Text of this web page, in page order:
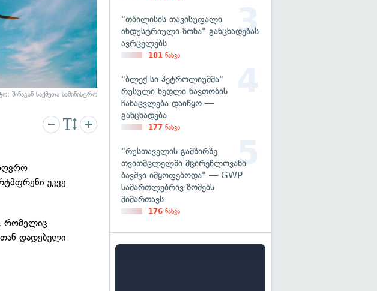
შინაგან საქმეთა სამინისტრო
უკვე
რომელიც
დადებული
"თბილისის თავისუფალი
ინდუსტრიული ზონა" განცხადებას
ავრცელებს
181 ნახვა
"ბლექ სი პეტროლიუმმა"
რუსული ნედლი ნავთობის
ჩანაცვლება დაიწყო —
განცხადება
177 ნახვა
"რუსთაველის გამზირზე
თვითმცლელში მცირეწლოვანი
ბავშვი იმყოფებოდა" — GWP
სამართლებრივ ზომებს
მიმართავს
176 ნახვა